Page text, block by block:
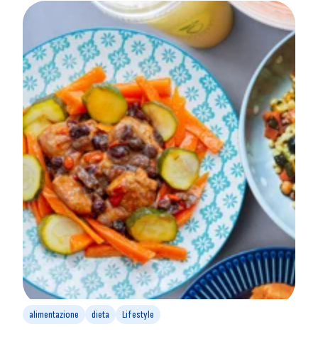
alimentazione dieta Lifestyle